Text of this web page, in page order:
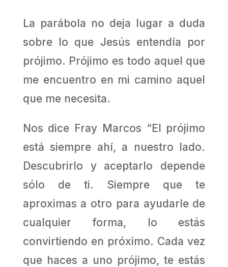
La parábola no deja lugar a duda
sobre lo que Jesús entendía por
prójimo. Prójimo es todo aquel que
me encuentro en mi camino aquel
que me necesita.
Nos dice Fray Marcos “El prójimo
está siempre ahí, a nuestro lado.
Descubrirlo y aceptarlo depende
sólo de ti. Siempre que te
aproximas a otro para ayudarle de
cualquier forma, lo estás
convirtiendo en próximo. Cada vez
que haces a uno prójimo, te estás